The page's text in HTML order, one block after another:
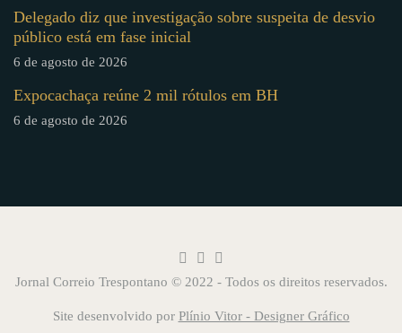
Delegado diz que investigação sobre suspeita de desvio
público está em fase inicial
6 de agosto de 2026
Expocachaça reúne 2 mil rótulos em BH
6 de agosto de 2026
Jornal Correio Trespontano © 2022 - Todos os direitos reservados.
Site desenvolvido por Plínio Vitor - Designer Gráfico